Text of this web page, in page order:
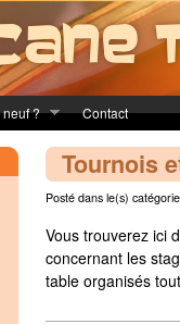
? Contact
Tournois
Posté dans le(s)
Vous trouverez ici
concernant les
table organisés